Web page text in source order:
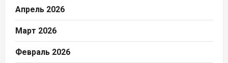
Апрель 2026
Март 2026
Февраль 2026